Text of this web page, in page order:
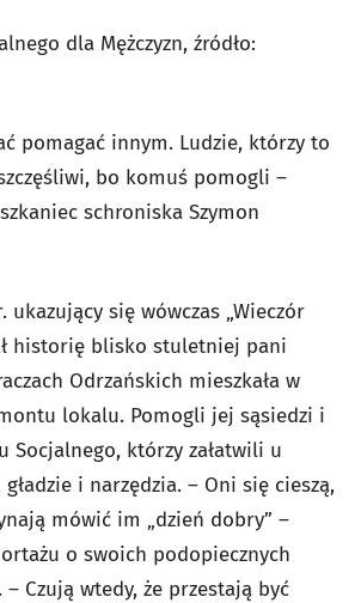
dla Mężczyzn, źródło:
pomagać innym. Ludzie, którzy to
bo komuś pomogli –
schroniska Szymon
ukazujący się wówczas „Wieczór
historię blisko stuletniej pani
Odrzańskich mieszkała w
lokalu. Pomogli jej sąsiedzi i
Socjalnego, którzy załatwili u
i narzędzia. – Oni się cieszą,
mówić im „dzień dobry” –
o swoich podopiecznych
– Czują wtedy, że przestają być